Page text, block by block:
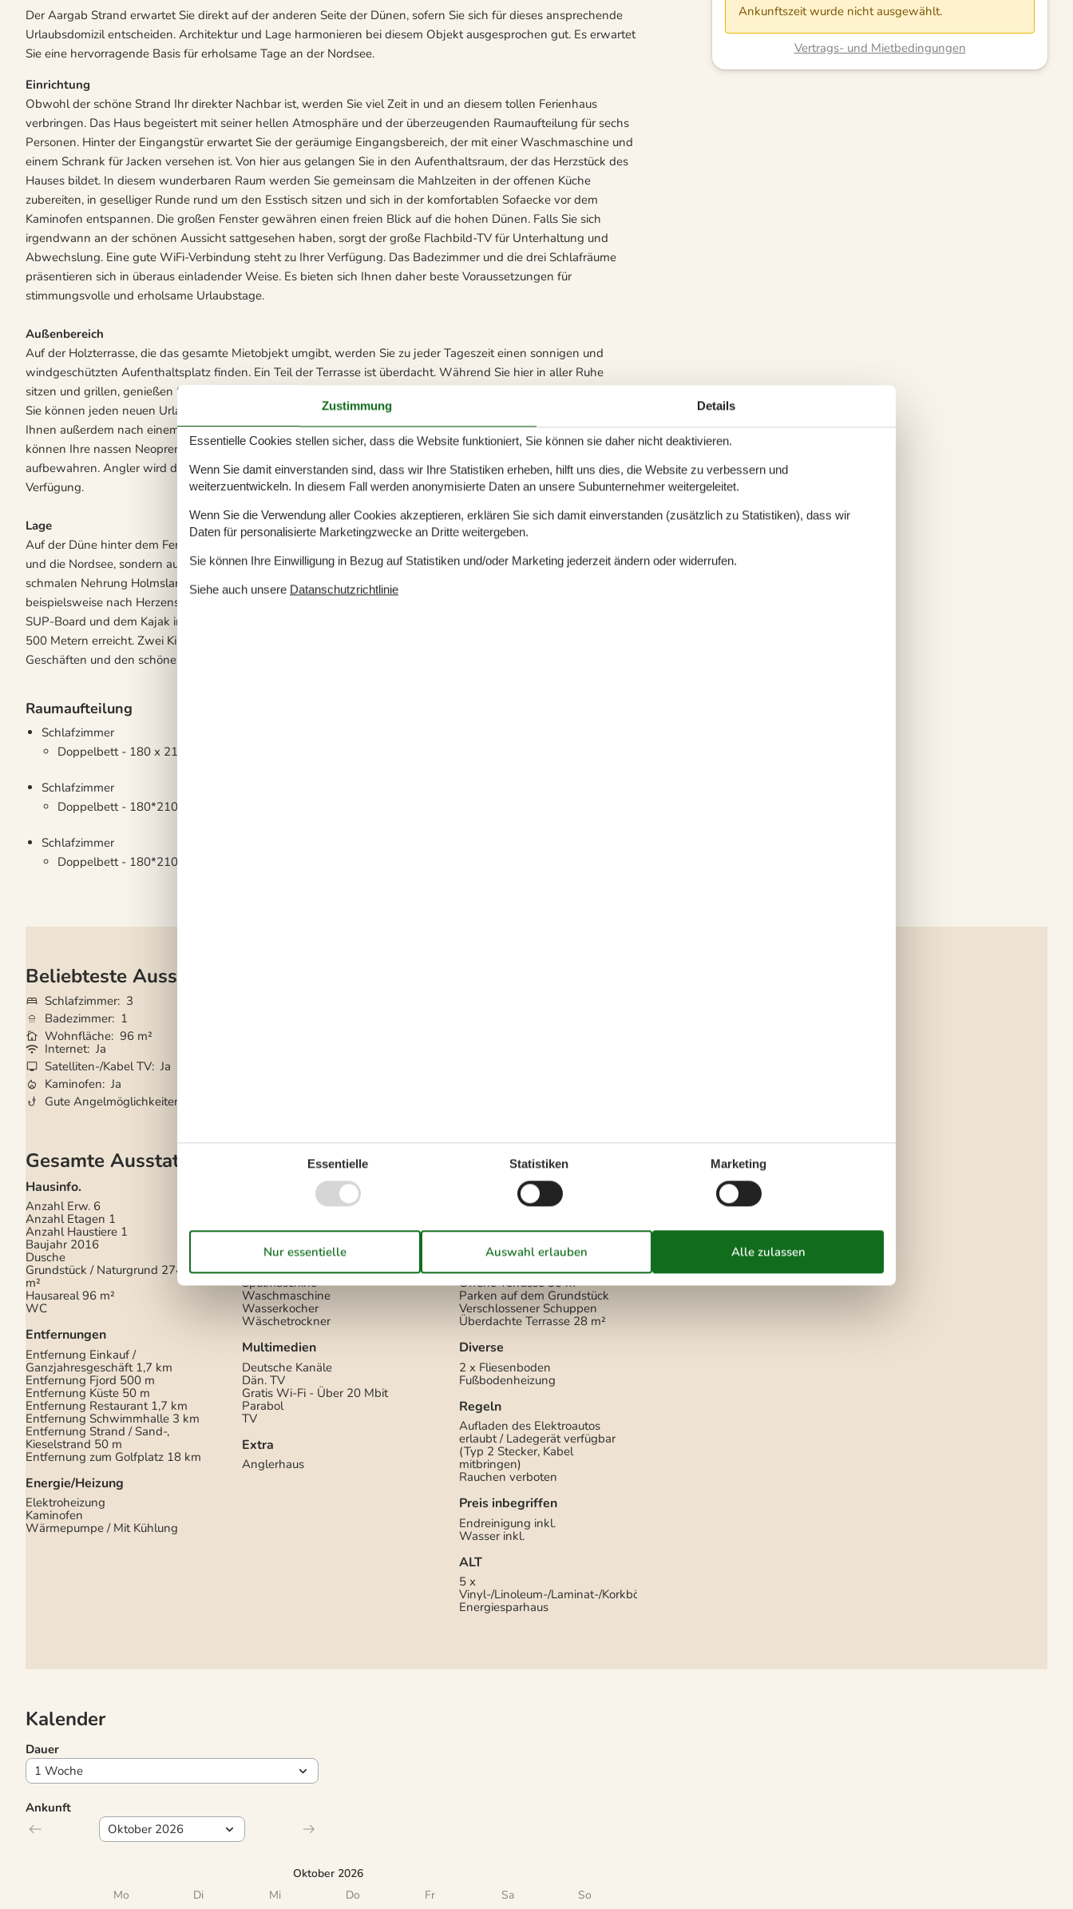
Der Aargab Strand erwartet Sie direkt auf der anderen Seite der Dünen, sofern Sie sich für dieses ansprechende
Urlaubsdomizil entscheiden. Architektur und Lage harmonieren bei diesem Objekt ausgesprochen gut. Es erwartet
Sie eine hervorragende Basis für erholsame Tage an der Nordsee.
Einrichtung
Obwohl der schöne Strand Ihr direkter Nachbar ist, werden Sie viel Zeit in und an diesem tollen Ferienhaus
verbringen. Das Haus begeistert mit seiner hellen Atmosphäre und der überzeugenden Raumaufteilung für sechs
Personen. Hinter der Eingangstür erwartet Sie der geräumige Eingangsbereich, der mit einer Waschmaschine und
einem Schrank für Jacken versehen ist. Von hier aus gelangen Sie in den Aufenthaltsraum, der das Herzstück des
Hauses bildet. In diesem wunderbaren Raum werden Sie gemeinsam die Mahlzeiten in der offenen Küche
zubereiten, in geselliger Runde rund um den Esstisch sitzen und sich in der komfortablen Sofaecke vor dem
Kaminofen entspannen. Die großen Fenster gewähren einen freien Blick auf die hohen Dünen. Falls Sie sich
irgendwann an der schönen Aussicht sattgesehen haben, sorgt der große Flachbild-TV für Unterhaltung und
Abwechslung. Eine gute WiFi-Verbindung steht zu Ihrer Verfügung. Das Badezimmer und die drei Schlafräume
präsentieren sich in überaus einladender Weise. Es bieten sich Ihnen daher beste Voraussetzungen für
stimmungsvolle und erholsame Urlaubstage.
Außenbereich
Auf der Holzterrasse, die das gesamte Mietobjekt umgibt, werden Sie zu jeder Tageszeit einen sonnigen und
windgeschützten Aufenthaltsplatz finden. Ein Teil der Terrasse ist überdacht. Während Sie hier in aller Ruhe
sitzen und grillen, genießen Sie einen wunderschönen Blick auf die Dünen und die untergehende Abendsonne.
Sie können jeden neuen Urlaubstag mit einer Erfrischung unter der Außendusche begrüßen. Die Dusche spült
Ihnen außerdem nach einem Abstecher an den Strand das Salz und den Sand des Meeres von der Haut. Surfer
können Ihre nassen Neoprenanzüge und das Equipment im erwärmten und isolierten Schuppen trocknen und
aufbewahren. Angler wird der Fischreinigungsplatz erfreuen. Für E-Autos steht eine Lademöglichkeit zur
Verfügung.
Lage
Auf der Düne hinter dem Ferienhaus eröffnet sich Ihnen nicht nur eine Panoramaaussicht über den Aargab Strand
und die Nordsee, sondern auch ein Ausblick auf den Ringkøbing Fjord im Osten. Ihre Urlaubstage auf der
schmalen Nehrung Holmsland Klit werden durch Aktivitäten im, am und auf dem Wasser geprägt. Sie können
beispielsweise nach Herzenslust in der Nordsee baden, in Meer und Fjord angeln und mit dem Surfbrett, dem
SUP-Board und dem Kajak in See stechen. Westwind Syd, einer der fantastischen Surfspots der Gegend, ist nach
500 Metern erreicht. Zwei Kilometer entfernt freut sich der Ortskern Hvide Sandes mit seinen interessanten
Geschäften und den schönen Lokalitäten auf Ihren Besuch.
Raumaufteilung
Schlafzimmer
Doppelbett - 180 x 210 cm.
Schlafzimmer
Doppelbett - 180*210
Schlafzimmer
Doppelbett - 180*210
Beliebteste Ausstattungen
Schlafzimmer 3
Badezimmer 1
Wohnfläche 96 m²
Internet Ja
Satelliten-/Kabel TV Ja
Kaminofen Ja
Gute Angelmöglichkeiten
Gesamte Ausstattung
Hausinfo.
Anzahl Erw. 6
Anzahl Etagen 1
Anzahl Haustiere 1
Baujahr 2016
Dusche
Grundstück / Naturgrund 2747
m²
Hausareal 96 m²
WC
Entfernungen
Entfernung Einkauf /
Ganzjahresgeschäft 1,7 km
Entfernung Fjord 500 m
Entfernung Küste 50 m
Entfernung Restaurant 1,7 km
Entfernung Schwimmhalle 3 km
Entfernung Strand / Sand-,
Kieselstrand 50 m
Entfernung zum Golfplatz 18 km
Energie/Heizung
Elektroheizung
Kaminofen
Wärmepumpe / Mit Kühlung
Küchengeräte
Herd
Kaffeemaschine
Kühlschrank m/Gefrierfach
Mikrowelle
Spülmaschine
Waschmaschine
Wasserkocher
Wäschetrockner
Multimedien
Deutsche Kanäle
Dän. TV
Gratis Wi-Fi - Über 20 Mbit
Parabol
TV
Extra
Anglerhaus
Dusche im Freien Mit heißem
Fischputzplatz, draussen
Gartenmöbel
Liegestühle 3
Offene Terrasse 30 m²
Parken auf dem Grundstück
Verschlossener Schuppen
Überdachte Terrasse 28 m²
Diverse
2 x Fliesenboden
Fußbodenheizung
Regeln
Aufladen des Elektroautos
erlaubt / Ladegerät verfügbar
(Typ 2 Stecker, Kabel
mitbringen)
Rauchen verboten
Preis inbegriffen
Endreinigung inkl.
Wasser inkl.
ALT
5 x
Vinyl-/Linoleum-/Laminat-/Korkböden
Energiesparhaus
Kalender
Ankunft
Oktober 2026
Mo
Di Mi Do Fr Sa So
Dauer
Ankunftszeit wurde nicht ausgewählt.
Vertrags- und Mietbedingungen
Zustimmung Details
Essentielle Cookies stellen sicher, dass die Website funktioniert, Sie können sie daher nicht deaktivieren.
Wenn Sie damit einverstanden sind, dass wir Ihre Statistiken erheben, hilft uns dies, die Website zu verbessern und
weiterzuentwickeln. In diesem Fall werden anonymisierte Daten an unsere Subunternehmer weitergeleitet.
Wenn Sie die Verwendung aller Cookies akzeptieren, erklären Sie sich damit einverstanden (zusätzlich zu Statistiken), dass wir
Daten für personalisierte Marketingzwecke an Dritte weitergeben.
Sie können Ihre Einwilligung in Bezug auf Statistiken und/oder Marketing jederzeit ändern oder widerrufen.
Siehe auch unsere Datanschutzrichtlinie
Essentielle Statistiken Marketing